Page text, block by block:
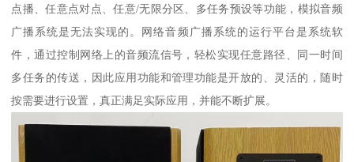
点播、任意点对点、任意/无限分区、多任务预设等功能，模拟音频
广播系统是无法实现的。网络音频广播系统的运行平台是系统软
件，通过控制网络上的音频流信号，轻松实现任意路径、同一时间
多任务的传送，因此应用功能和管理功能是开放的、灵活的，随时
按需要进行设置，真正满足实际应用，并能不断扩展。